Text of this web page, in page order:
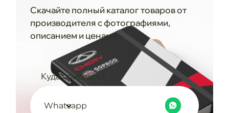
Скачайте полный каталог товаров от
производителя с фотографиями,
описанием и ценами
Куда прислать?
Whatsapp